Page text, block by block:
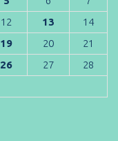
12 13
14
19 20
21
26 27
28